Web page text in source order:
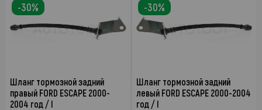
Шланг тормозной задний
правый FORD ESCAPE 2000-
2004 год / I
-30%
Шланг тормозной задний
левый FORD ESCAPE 2000-2004
год / I
-30%